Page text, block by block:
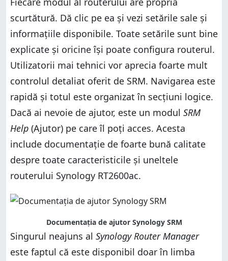
scurtătură. Dă clic pe ea și vezi setările sale și
informațiile disponibile. Toate setările sunt bine
explicate și oricine își poate configura routerul.
Utilizatorii mai tehnici vor aprecia foarte mult
controlul detaliat oferit de SRM. Navigarea este
rapidă și totul este organizat în secțiuni logice.
Dacă ai nevoie de ajutor, este un modul SRM
Help (Ajutor) pe care îl poți acces. Acesta
include documentație de foarte bună calitate
despre toate caracteristicile și uneltele
routerului Synology RT2600ac.
Documentația de ajutor Synology SRM
Singurul neajuns al Synology Router Manager
este faptul că este disponibil doar în limba